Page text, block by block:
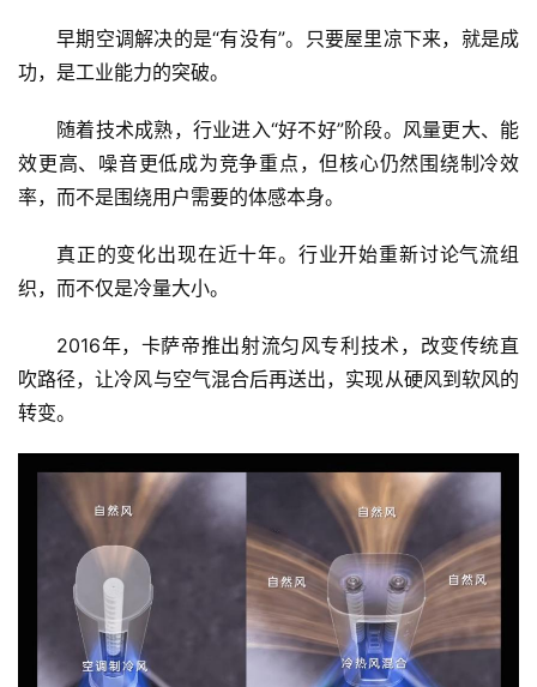
早期空调解决的是“有没有”。只要屋里凉下来，就是成
功，是工业能力的突破。
随着技术成熟，行业进入“好不好”阶段。风量更大、能
效更高、噪音更低成为竞争重点，但核心仍然围绕制冷效
率，而不是围绕用户需要的体感本身。
真正的变化出现在近十年。行业开始重新讨论气流组
织，而不仅是冷量大小。
2016年，卡萨帝推出射流匀风专利技术，改变传统直
吹路径，让冷风与空气混合后再送出，实现从硬风到软风的
转变。